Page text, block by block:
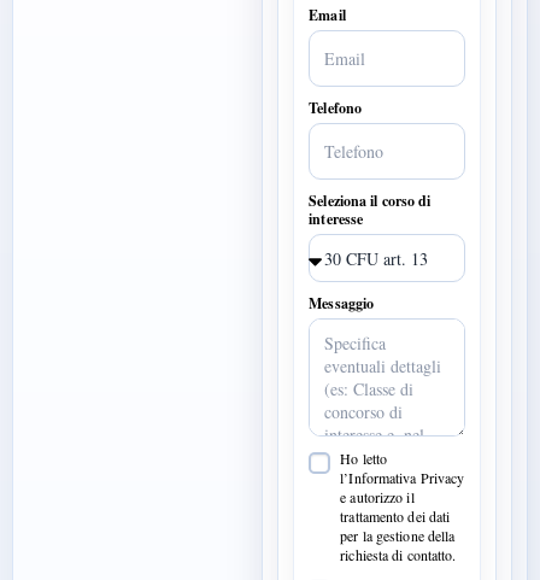
Email
Telefono
Seleziona il corso di
interesse
Messaggio
Ho letto
l’Informativa Privacy
e autorizzo il
trattamento dei dati
per la gestione della
richiesta di contatto.